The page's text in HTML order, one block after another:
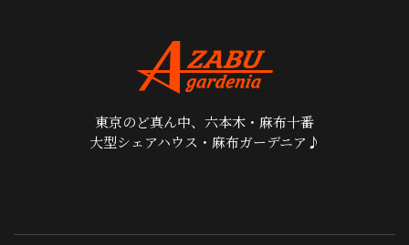
東京のど真ん中、六本木・麻布十番
大型シェアハウス・麻布ガーデニア♪